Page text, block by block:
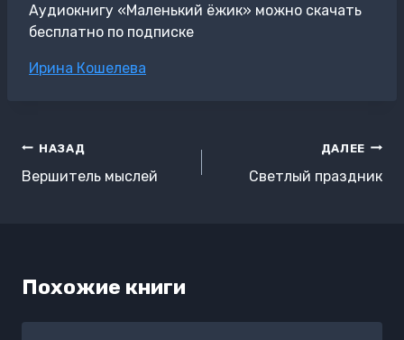
Аудиокнигу «Маленький ёжик» можно скачать
бесплатно по подписке
Метки
Ирина Кошелева
Навигация
по
НАЗАД
Вершитель мыслей
ДАЛЕЕ
Светлый праздник
Похожие книги